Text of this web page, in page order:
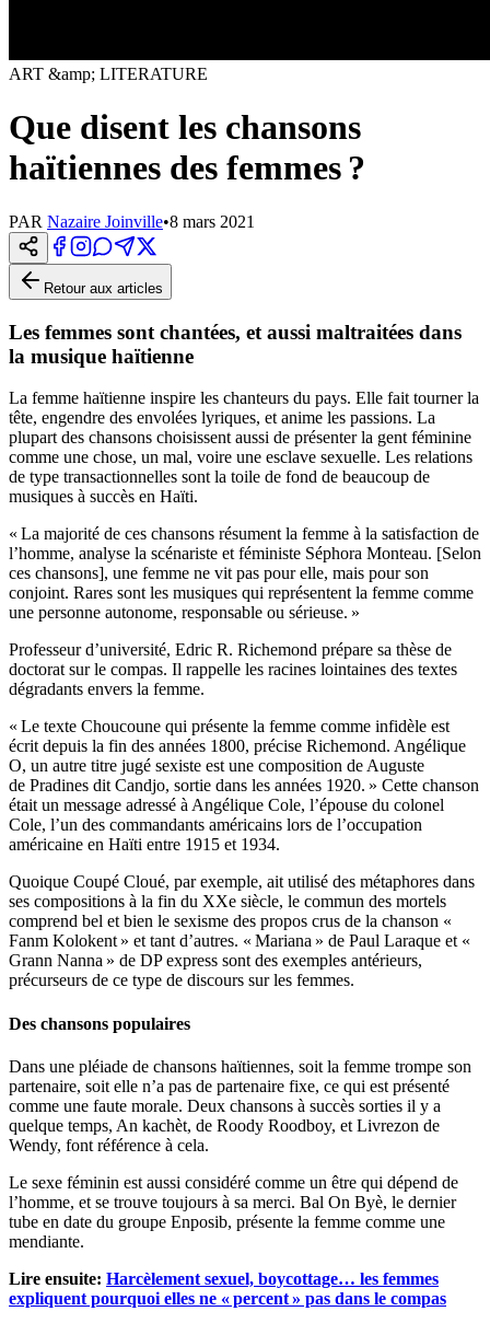
ART &amp; LITERATURE
Que disent les chansons
haïtiennes des femmes ?
PAR Nazaire Joinville•8 mars 2021
Retour aux articles
Les femmes sont chantées, et aussi maltraitées dans
la musique haïtienne
La femme haïtienne inspire les chanteurs du pays. Elle fait tourner la
tête, engendre des envolées lyriques, et anime les passions. La
plupart des chansons choisissent aussi de présenter la gent féminine
comme une chose, un mal, voire une esclave sexuelle. Les relations
de type transactionnelles sont la toile de fond de beaucoup de
musiques à succès en Haïti.
« La majorité de ces chansons résument la femme à la satisfaction de
l’homme, analyse la scénariste et féministe Séphora Monteau. [Selon
ces chansons], une femme ne vit pas pour elle, mais pour son
conjoint. Rares sont les musiques qui représentent la femme comme
une personne autonome, responsable ou sérieuse. »
Professeur d’université, Edric R. Richemond prépare sa thèse de
doctorat sur le compas. Il rappelle les racines lointaines des textes
dégradants envers la femme.
« Le texte Choucoune qui présente la femme comme infidèle est
écrit depuis la fin des années 1800, précise Richemond. Angélique
O, un autre titre jugé sexiste est une composition de Auguste
de Pradines dit Candjo, sortie dans les années 1920. » Cette chanson
était un message adressé à Angélique Cole, l’épouse du colonel
Cole, l’un des commandants américains lors de l’occupation
américaine en Haïti entre 1915 et 1934.
Quoique Coupé Cloué, par exemple, ait utilisé des métaphores dans
ses compositions à la fin du XXe siècle, le commun des mortels
comprend bel et bien le sexisme des propos crus de la chanson «
Fanm Kolokent » et tant d’autres. « Mariana » de Paul Laraque et «
Grann Nanna » de DP express sont des exemples antérieurs,
précurseurs de ce type de discours sur les femmes.
Des chansons populaires
Dans une pléiade de chansons haïtiennes, soit la femme trompe son
partenaire, soit elle n’a pas de partenaire fixe, ce qui est présenté
comme une faute morale. Deux chansons à succès sorties il y a
quelque temps, An kachèt, de Roody Roodboy, et Livrezon de
Wendy, font référence à cela.
Le sexe féminin est aussi considéré comme un être qui dépend de
l’homme, et se trouve toujours à sa merci. Bal On Byè, le dernier
tube en date du groupe Enposib, présente la femme comme une
mendiante.
Lire ensuite: Harcèlement sexuel, boycottage… les femmes
expliquent pourquoi elles ne « percent » pas dans le compas